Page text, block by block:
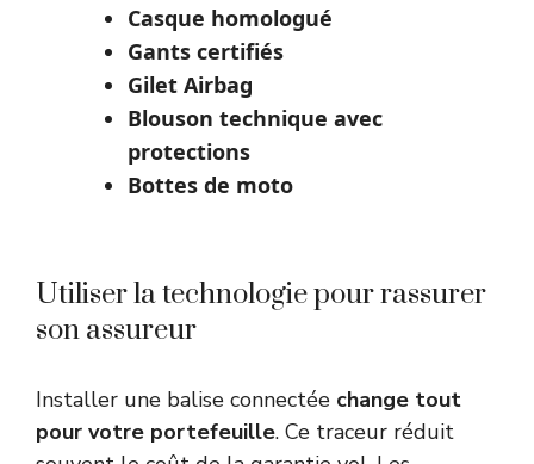
Casque homologué
Gants certifiés
Gilet Airbag
Blouson technique avec
protections
Bottes de moto
Utiliser la technologie pour rassurer
son assureur
Installer une balise connectée change tout
pour votre portefeuille. Ce traceur réduit